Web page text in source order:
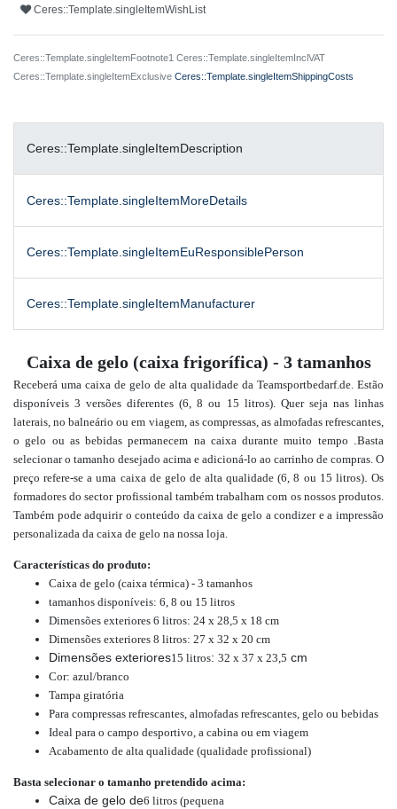
Ceres::Template.singleItemWishList
Ceres::Template.singleItemFootnote1 Ceres::Template.singleItemInclVAT
Ceres::Template.singleItemExclusive Ceres::Template.singleItemShippingCosts
Ceres::Template.singleItemDescription
Ceres::Template.singleItemMoreDetails
Ceres::Template.singleItemEuResponsiblePerson
Ceres::Template.singleItemManufacturer
Caixa de gelo (caixa frigorífica) - 3 tamanhos
Receberá uma caixa de gelo de alta qualidade da Teamsportbedarf.de. Estão
disponíveis 3 versões diferentes (6, 8 ou 15 litros). Quer seja nas linhas
laterais, no balneário ou em viagem, as compressas, as almofadas refrescantes,
o gelo ou as bebidas permanecem na caixa durante muito tempo .Basta
selecionar o tamanho desejado acima e adicioná-lo ao carrinho de compras. O
preço refere-se a uma caixa de gelo de alta qualidade (6, 8 ou 15 litros). Os
formadores do sector profissional também trabalham com os nossos produtos.
Também pode adquirir o conteúdo da caixa de gelo a condizer e a impressão
personalizada da caixa de gelo na nossa loja.
Características do produto:
Caixa de gelo (caixa térmica) - 3 tamanhos
tamanhos disponíveis: 6, 8 ou 15 litros
Dimensões exteriores 6 litros: 24 x 28,5 x 18 cm
Dimensões exteriores 8 litros: 27 x 32 x 20 cm
Dimensões exteriores15 litros: 32 x 37 x 23,5 cm
Cor: azul/branco
Tampa giratória
Para compressas refrescantes, almofadas refrescantes, gelo ou bebidas
Ideal para o campo desportivo, a cabina ou em viagem
Acabamento de alta qualidade (qualidade profissional)
Basta selecionar o tamanho pretendido acima:
Caixa de gelo de6 litros (pequena